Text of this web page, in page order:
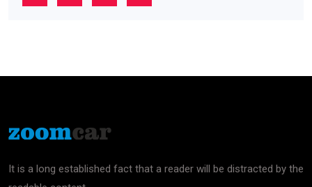
It is a long established fact that a reader will be distracted by the